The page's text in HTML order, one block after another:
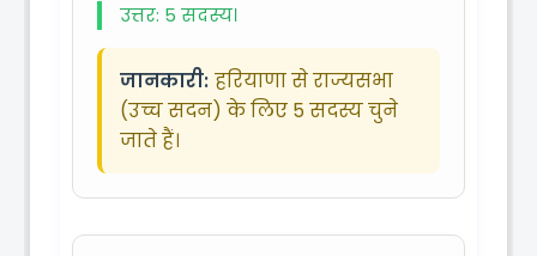
उत्तर: 5 सदस्य।
जानकारी: हरियाणा से राज्यसभा
(उच्च सदन) के लिए 5 सदस्य चुने
जाते हैं।